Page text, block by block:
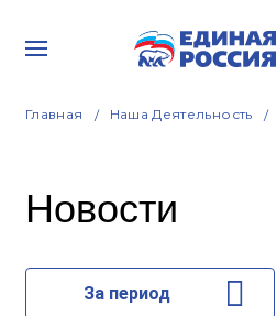
Главная Наша Деятельность
Новости
За период